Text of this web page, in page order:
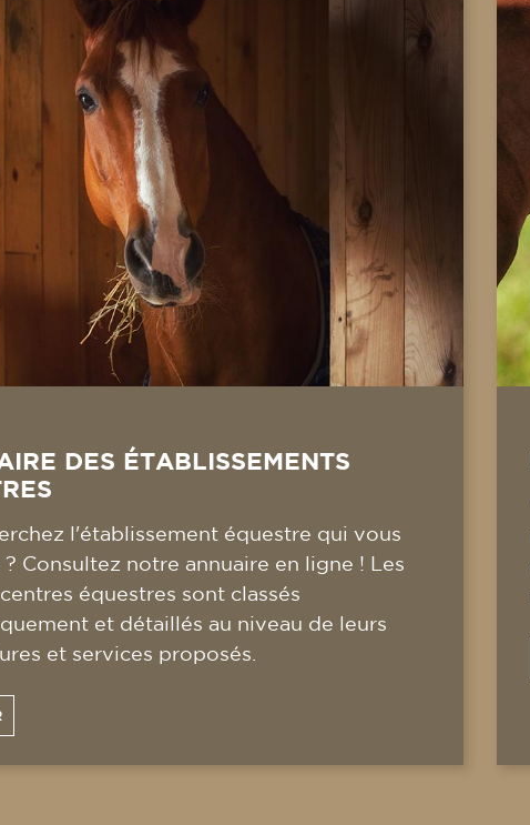
DES ÉTABLISSEMENTS
l'établissement équestre qui vous
Consultez notre annuaire en ligne ! Les
équestres sont classés
et détaillés au niveau de leurs
et services proposés.